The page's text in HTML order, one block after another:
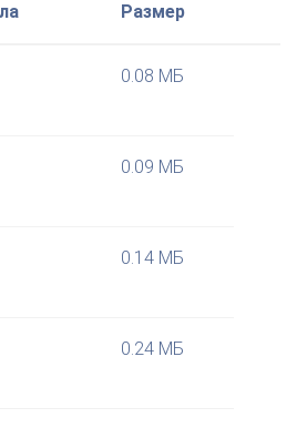
Размер
0.08 МБ
0.09 МБ
0.14 МБ
0.24 МБ